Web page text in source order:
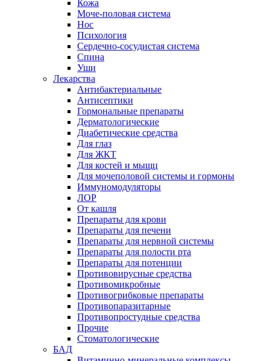
Кожа
Моче-половая система
Нос
Психология
Сердечно-сосудистая система
Спина
Уши
Лекарства
Антибактериальные
Антисептики
Гормональные препараты
Дерматологические
Диабетические средства
Для глаз
Для ЖКТ
Для костей и мыщц
Для мочеполовой системы и гормоны
Иммуномодуляторы
ЛОР
От кашля
Препараты для крови
Препараты для печени
Препараты для нервной системы
Препараты для полости рта
Препараты для потенции
Противовирусные средства
Противомикробные
Противогрибковые препараты
Противопаразитарные
Противопростудные средства
Прочие
Стоматологические
БАД